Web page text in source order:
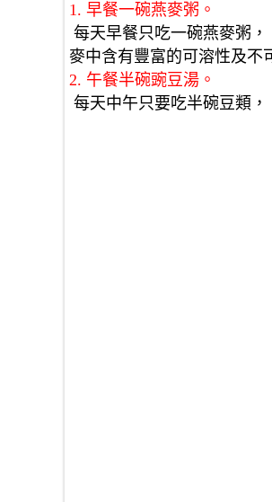
1. 早餐一碗燕麥粥。
麥中含有豐富的可溶性及不
2. 午餐半碗豌豆湯。
每天中午只要吃半碗豆類，